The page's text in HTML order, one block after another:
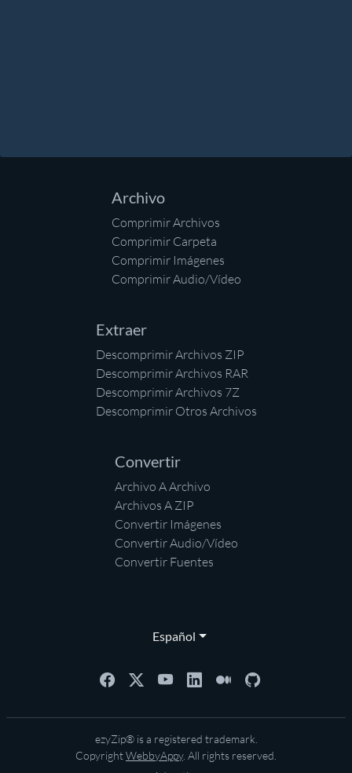
Archivo
Comprimir Archivos
Comprimir Carpeta
Comprimir Imágenes
Comprimir Audio/Vídeo
Extraer
Descomprimir Archivos ZIP
Descomprimir Archivos RAR
Descomprimir Archivos 7Z
Descomprimir Otros Archivos
Convertir
Archivo A Archivo
Archivos A ZIP
Convertir Imágenes
Convertir Audio/Vídeo
Convertir Fuentes
Español
ezyZip® is a registered trademark.
CopyrightWebbyAppy. All rights reserved.